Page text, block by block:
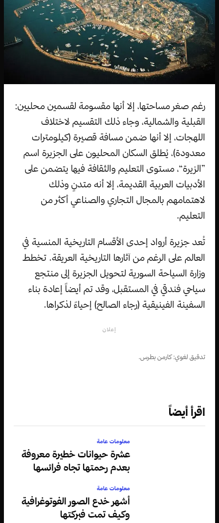
رغم صغر مساحتها، إلا أنها مقسومة لقسمين محليين:
القبلية والشمالية، وجاء ذلك التقسيم لاختلاف
اللهجات، إلا أنها ضمن مسافة قصيرة (كيلومترات
معدودة)، يُطلق السكان المحليون على الجزيرة اسم
”الزيرة“، مستوى التعليم والثقافة فيها يتضمن على
الأدبيات العربية القديمة، إلا أنه متدنٍ وذلك
لاهتمامهم بالمجال التجاري والصناعي أكثر من
التعليم.
تُعد جزيرة أرواد إحدى الأقسام التاريخية المنسية في
العالم على الرغم من آثارها التاريخية العريقة. تخطط
وزارة السياحة السورية لتحويل الجزيرة إلى منتجع
سياحي فندقي في المستقبل، وقد تم أيضاً إعادة بناء
السفينة الفينيقية (رجاء الصالح) إحياءً لذكراها.
إعلان
تدقيق لغوي: كارمن بطرس.
اقرأ أيضاً
معلومات عامة
عشرة حيوانات خطيرة معروفة
بعدم رحمتها تجاه فرائسها
معلومات عامة
أشهر خدع الصور الفوتوغرافية
وكيف تمت فبركتها